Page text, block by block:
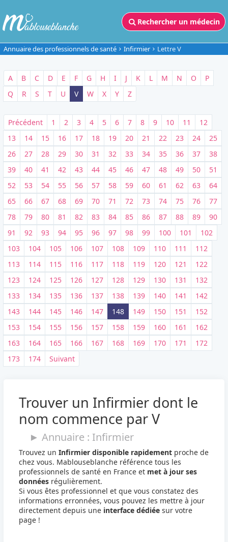
Rechercher un médecin
Annuaire des professionnels de santé Infirmier Lettre V
A B C D E F G H I J K L M N O
P
Q
R S T U V W X Y Z
Précédent 1 2 3 4 5 6 7 8 9 10 11
12
13
14 15 16 17 18 19 20 21 22 23 24
25
26
27 28 29 30 31 32 33 34 35 36 37
38
39
40 41 42 43 44 45 46 47 48 49 50
51
52
53 54 55 56 57 58 59 60 61 62 63
64
65
66 67 68 69 70 71 72 73 74 75 76
77
78
79 80 81 82 83 84 85 86 87 88 89
90
91
92 93 94 95 96 97 98 99 100 101
102
103
104 105 106 107 108 109 110 111
112
113
114 115 116 117 118 119 120 121
122
123
124 125 126 127 128 129 130 131
132
133
134 135 136 137 138 139 140 141
142
143
144 145 146 147 148 149 150 151
152
153
154 155 156 157 158 159 160 161
162
163
164 165 166 167 168 169 170 171
172
173
174 Suivant
Trouver un Infirmier dont le
nom commence par V
► Annuaire : Infirmier
Trouvez unInfirmier disponible rapidement proche de
chez vous. Mablouseblanche référence tous les
professionnels de santé en France et met à jour ses
données régulièrement.
Si vous êtes professionnel et que vous constatez des
informations erronnées, vous pouvez les mettre à jour
directement depuis une interface dédiée sur votre
page !